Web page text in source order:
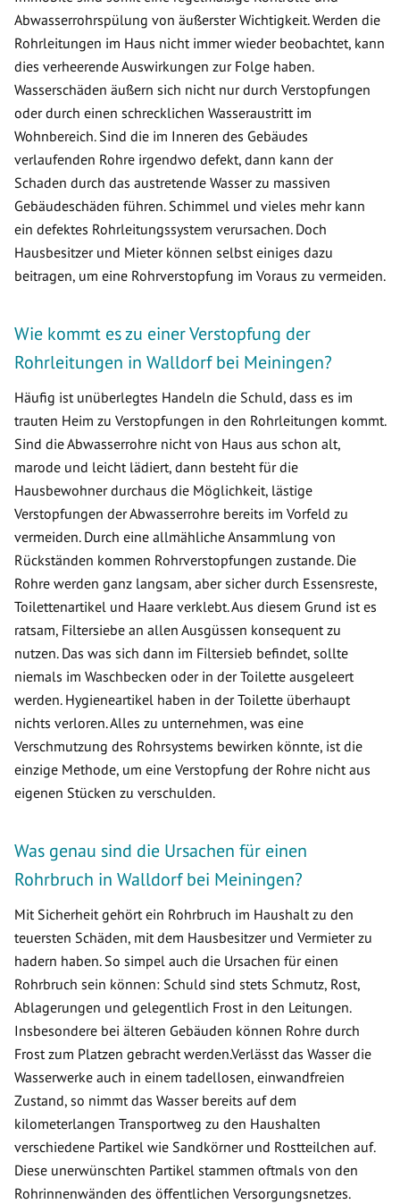
Abwasserrohrspülung von äußerster Wichtigkeit. Werden die
Rohrleitungen im Haus nicht immer wieder beobachtet, kann
dies verheerende Auswirkungen zur Folge haben.
Wasserschäden äußern sich nicht nur durch Verstopfungen
oder durch einen schrecklichen Wasseraustritt im
Wohnbereich. Sind die im Inneren des Gebäudes
verlaufenden Rohre irgendwo defekt, dann kann der
Schaden durch das austretende Wasser zu massiven
Gebäudeschäden führen. Schimmel und vieles mehr kann
ein defektes Rohrleitungssystem verursachen. Doch
Hausbesitzer und Mieter können selbst einiges dazu
beitragen, um eine Rohrverstopfung im Voraus zu vermeiden.
Wie kommt es zu einer Verstopfung der
Rohrleitungen in Walldorf bei Meiningen?
Häufig ist unüberlegtes Handeln die Schuld, dass es im
trauten Heim zu Verstopfungen in den Rohrleitungen kommt.
Sind die Abwasserrohre nicht von Haus aus schon alt,
marode und leicht lädiert, dann besteht für die
Hausbewohner durchaus die Möglichkeit, lästige
Verstopfungen der Abwasserrohre bereits im Vorfeld zu
vermeiden. Durch eine allmähliche Ansammlung von
Rückständen kommen Rohrverstopfungen zustande. Die
Rohre werden ganz langsam, aber sicher durch Essensreste,
Toilettenartikel und Haare verklebt. Aus diesem Grund ist es
ratsam, Filtersiebe an allen Ausgüssen konsequent zu
nutzen. Das was sich dann im Filtersieb befindet, sollte
niemals im Waschbecken oder in der Toilette ausgeleert
werden. Hygieneartikel haben in der Toilette überhaupt
nichts verloren. Alles zu unternehmen, was eine
Verschmutzung des Rohrsystems bewirken könnte, ist die
einzige Methode, um eine Verstopfung der Rohre nicht aus
eigenen Stücken zu verschulden.
Was genau sind die Ursachen für einen
Rohrbruch in Walldorf bei Meiningen?
Mit Sicherheit gehört ein Rohrbruch im Haushalt zu den
teuersten Schäden, mit dem Hausbesitzer und Vermieter zu
hadern haben. So simpel auch die Ursachen für einen
Rohrbruch sein können: Schuld sind stets Schmutz, Rost,
Ablagerungen und gelegentlich Frost in den Leitungen.
Insbesondere bei älteren Gebäuden können Rohre durch
Frost zum Platzen gebracht werden.Verlässt das Wasser die
Wasserwerke auch in einem tadellosen, einwandfreien
Zustand, so nimmt das Wasser bereits auf dem
kilometerlangen Transportweg zu den Haushalten
verschiedene Partikel wie Sandkörner und Rostteilchen auf.
Diese unerwünschten Partikel stammen oftmals von den
Rohrinnenwänden des öffentlichen Versorgungsnetzes.